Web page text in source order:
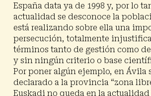
España data ya de 1998 y, por lo
actualidad se desconoce la
está realizando sobre ella una
persecución, totalmente
términos tanto de gestión como
y sin ningún criterio o base
Por poner algún ejemplo, en Ávila
declarado a la provincia “zona
Euskadi no queda en la